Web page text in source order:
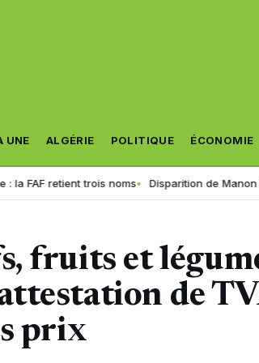
UNE ALGÉRIE POLITIQUE ÉCONOMIE
trois noms Disparition de Manon
fruits et
de
prix